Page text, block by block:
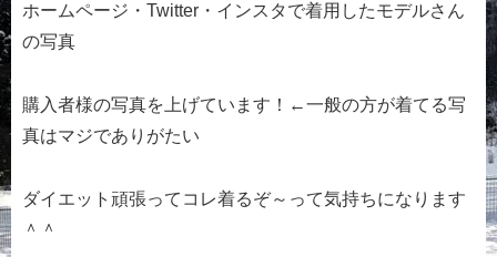
ホームページ・Twitter・インスタで着用したモデルさん
の写真
購入者様の写真を上げています！←一般の方が着てる写
真はマジでありがたい
ダイエット頑張ってコレ着るぞ～って気持ちになります
＾＾